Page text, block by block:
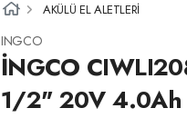
AKÜLÜ EL ALETLERİ
INGCO
İNGCO
1/2" 20V 4.0Ah